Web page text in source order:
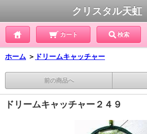
クリスタル天虹
カート 検索
ホーム ＞ ドリームキャッチャー
前の商品へ
ドリームキャッチャー２４９